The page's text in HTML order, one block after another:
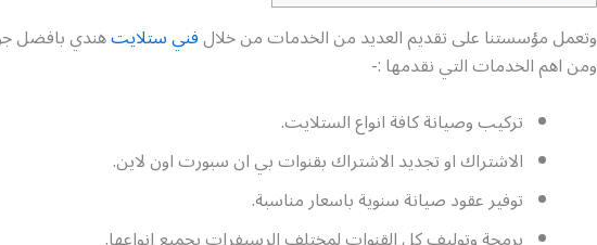
وتعمل مؤسستنا على تقديم العديد من الخدمات من خلالفني ستلايتهندي بافضل
ومن اهم الخدمات التي نقدمها :-
تركيب وصيانة كافة انواع الستلايت.
الاشتراك او تجديد الاشتراك بقنوات بي ان سبورت اون لاين.
توفير عقود صيانة سنوية باسعار مناسبة.